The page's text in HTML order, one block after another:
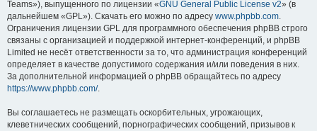
Teams»), выпущенного по лицензии «GNU General Public License v2» (в
дальнейшем «GPL»). Скачать его можно по адресу www.phpbb.com.
Ограничения лицензии GPL для программного обеспечения phpBB строго
связаны с организацией и поддержкой интернет-конференций, и phpBB
Limited не несёт ответственности за то, что администрация конференций
определяет в качестве допустимого содержания и/или поведения в них.
За дополнительной информацией о phpBB обращайтесь по адресу
https://www.phpbb.com/.
Вы соглашаетесь не размещать оскорбительных, угрожающих,
клеветнических сообщений, порнографических сообщений, призывов к